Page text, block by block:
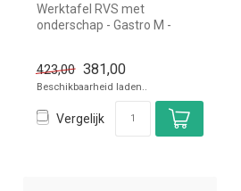
Werktafel RVS met
onderschap - Gastro M -
423,00 381,00
Beschikbaarheid laden..
Vergelijk